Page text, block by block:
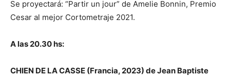
Se proyectará: “Partir un jour” de Amelie Bonnin, Premio
Cesar al mejor Cortometraje 2021.
A las 20.30 hs:
CHIEN DE LA CASSE (Francia, 2023) de Jean Baptiste